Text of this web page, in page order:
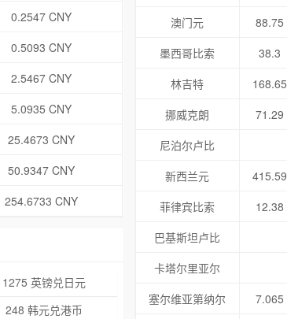
0.2547 CNY
0.5093 CNY
2.5467 CNY
5.0935 CNY
25.4673 CNY
50.9347 CNY
254.6733 CNY
1275 英镑兑日元
248 韩元兑港币
澳门元
88.75
墨西哥比索
38.3
林吉特
168.65
挪威克朗
71.29
尼泊尔卢比
新西兰元
415.59
菲律宾比索
12.38
巴基斯坦卢比
卡塔尔里亚尔
塞尔维亚第纳尔
7.065